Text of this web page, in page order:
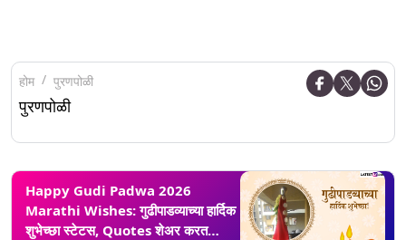
होम पुरणपोळी
पुरणपोळी
Happy Gudi Padwa 2026
Marathi Wishes: गुढीपाडव्याच्या हार्दिक
शुभेच्छा स्टेटस, Quotes शेअर करत